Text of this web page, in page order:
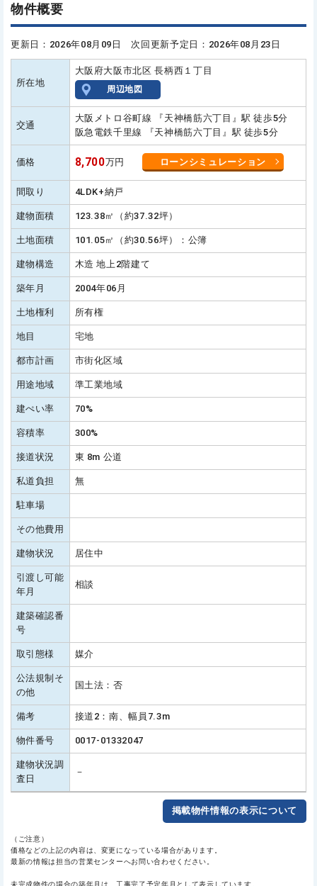
物件概要
更新日：2026年08月09日 次回更新予定日：2026年08月23日
所在地
大阪府大阪市北区 長柄西１丁目
周辺地図
交通
大阪メトロ谷町線 『天神橋筋六丁目』駅 徒歩5分
阪急電鉄千里線 『天神橋筋六丁目』駅 徒歩5分
価格 8,700万円 ローンシミュレーション
間取り 4LDK+納戸
建物面積 123.38㎡（約37.32坪）
土地面積 101.05㎡（約30.56坪）：公簿
建物構造 木造 地上2階建て
築年月 2004年06月
土地権利 所有権
地目 宅地
都市計画 市街化区域
用途地域 準工業地域
建ぺい率 70%
容積率 300%
接道状況 東 8m 公道
私道負担 無
駐車場
その他費用
建物状況 居住中
引渡し可能
年月
相談
建築確認番
号
取引態様 媒介
公法規制そ
の他
国土法：否
備考 接道2：南、幅員7.3m
物件番号 0017-01332047
建物状況調
査日
－
掲載物件情報の表示について
（ご注意）
価格などの上記の内容は、変更になっている場合があります。
最新の情報は担当の営業センターへお問い合わせください。
未完成物件の場合の築年月は、工事完了予定年月として表示しています。